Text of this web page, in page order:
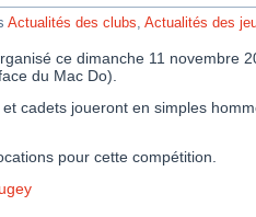
Actualités des clubs, Actualités des
ce dimanche 11 novembre
du Mac Do).
cadets joueront en simples
pour cette compétition.